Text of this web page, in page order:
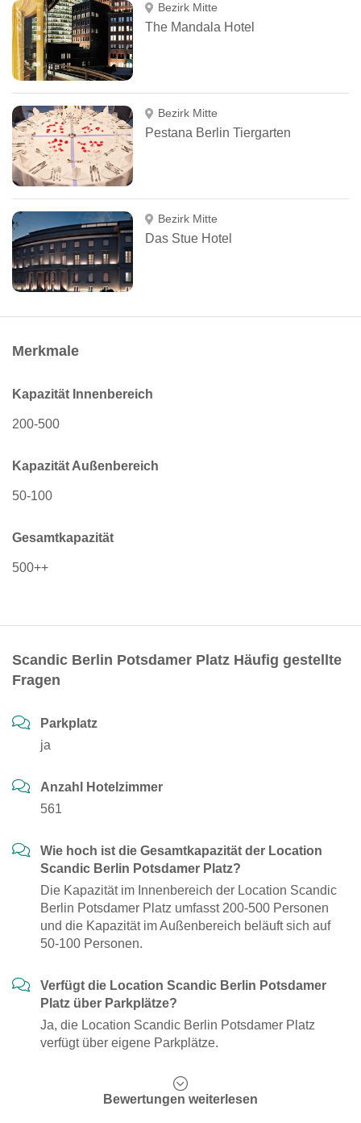
Bezirk Mitte
The Mandala Hotel
Bezirk Mitte
Pestana Berlin Tiergarten
Bezirk Mitte
Das Stue Hotel
Merkmale
Kapazität Innenbereich
200-500
Kapazität Außenbereich
50-100
Gesamtkapazität
500++
Scandic Berlin Potsdamer Platz Häufig gestellte
Fragen
Parkplatz
ja
Anzahl Hotelzimmer
561
Wie hoch ist die Gesamtkapazität der Location
Scandic Berlin Potsdamer Platz?
Die Kapazität im Innenbereich der Location Scandic
Berlin Potsdamer Platz umfasst 200-500 Personen
und die Kapazität im Außenbereich beläuft sich auf
50-100 Personen.
Verfügt die Location Scandic Berlin Potsdamer
Platz über Parkplätze?
Ja, die Location Scandic Berlin Potsdamer Platz
verfügt über eigene Parkplätze.
Bewertungen weiterlesen